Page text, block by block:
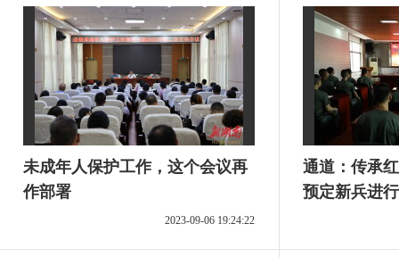
未成年人保护工作，这个会议再
作部署
2023-09-06 19:24:22
通道：传承红色基
预定新兵进